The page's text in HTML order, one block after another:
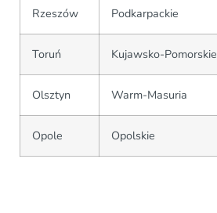
Rzeszów Podkarpackie
Toruń Kujawsko-Pomorskie
Olsztyn Warm-Masuria
Opole Opolskie